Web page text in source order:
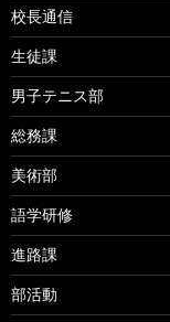
校長通信
生徒課
男子テニス部
総務課
美術部
語学研修
進路課
部活動